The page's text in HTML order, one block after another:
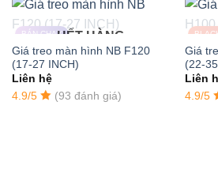
Tay cầm có chức năng PIVOT
trí của màn hình máy tính, TV từ
cách dễ dàng
Giá treo màn hình NB F425 được
nhôm sơn tĩnh điện màu đen cao
BÁN CHẠYHẾT HÀNG
Giá treo màn hình NB F120
(17-27 INCH)
Liên hệ
4.9/5
(93 đánh giá)
Giá
(22-
Liên
4.9/5